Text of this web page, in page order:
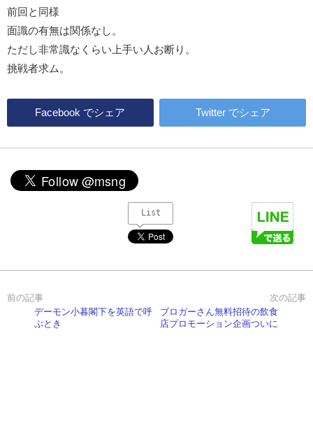
前回と同様
面識の有無は関係なし。
ただし非常識なくらい上手い人お断り。
挑戦者求ム。
Facebook でシェア Twitterでシェア
List
デーモン小暮閣下を英語で呼
ぶとき
ブロガーさん無料招待の飲食
店プロモーション企画ついに